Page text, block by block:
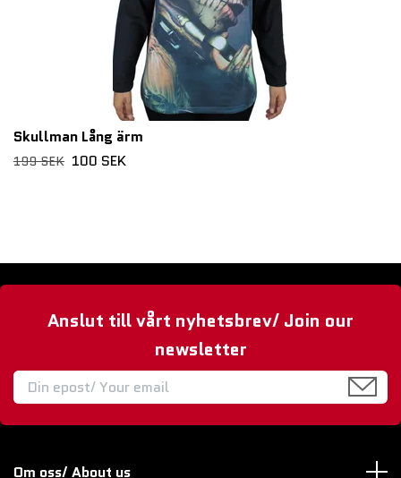
Skullman Lång ärm
199 SEK 100 SEK
Anslut till vårt nyhetsbrev/ Join our
newsletter
Om oss/ About us